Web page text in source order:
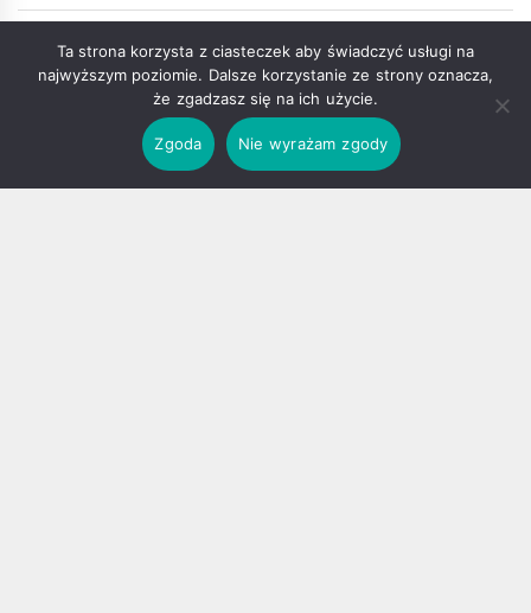
Ta strona korzysta z ciasteczek aby świadczyć usługi na
najwyższym poziomie. Dalsze korzystanie ze strony oznacza,
że zgadzasz się na ich użycie.
Zgoda Nie wyrażam zgody